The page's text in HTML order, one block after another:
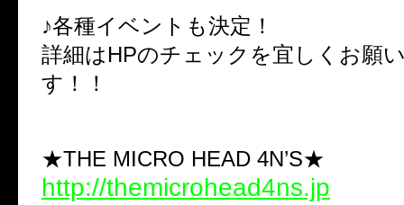
♪各種イベントも決定！
詳細はHPのチェックを宜しくお願
す！！
★THE MICRO HEAD 4N’S★
http://themicrohead4ns.jp